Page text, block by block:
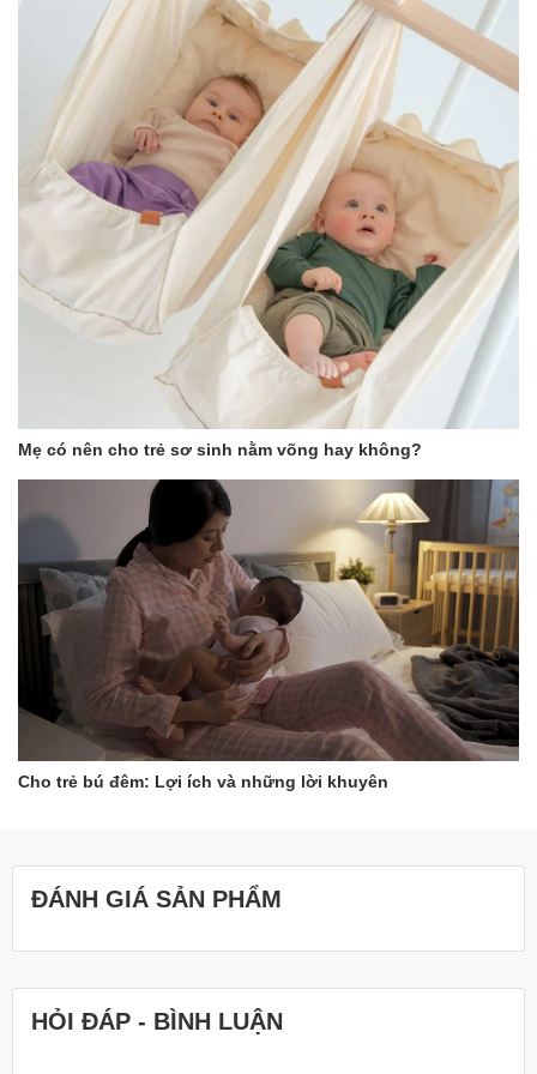
khỏi ánh nắng mặt trời khi bé ngủ trưa. Chất liệu vải đảm bảo sự
thông thoáng, tạo sự thoải mái cho bé trong suốt giấc ngủ.
Khả năng làm mát và hút ẩm tốt
giảm nhiệt độ và độ ẩm trong phòng ngủ, giúp bé ngủ ngon và
sâu hơn. Đặc biệt, sản phẩm không dùng điện và không cần bất
Dễ dàng vệ sinh và bảo quản
Cuối cùng, gối thêu điều hòa Hàn Quốc cho bé có thể giặt rất dễ
Mẹ có nên cho trẻ sơ sinh nằm võng hay không?
Cho trẻ bú đêm: Lợi ích và những lời khuyên
ĐÁNH GIÁ SẢN PHẨM
HỎI ĐÁP - BÌNH LUẬN